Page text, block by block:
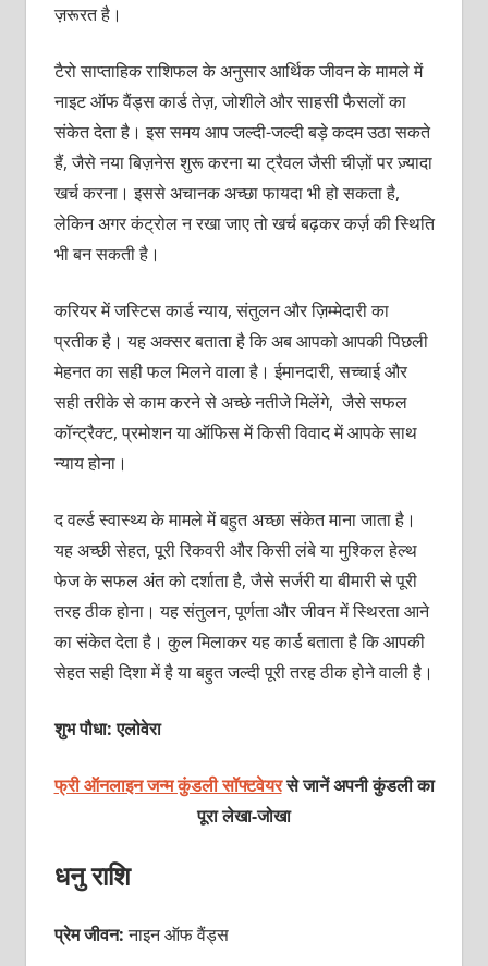
ज़रूरत है।
टैरो साप्ताहिक राशिफल के अनुसार आर्थिक जीवन के मामले में
नाइट ऑफ वैंड्स कार्ड तेज़, जोशीले और साहसी फैसलों का
संकेत देता है। इस समय आप जल्दी-जल्दी बड़े कदम उठा सकते
हैं, जैसे नया बिज़नेस शुरू करना या ट्रैवल जैसी चीज़ों पर ज़्यादा
खर्च करना। इससे अचानक अच्छा फायदा भी हो सकता है,
लेकिन अगर कंट्रोल न रखा जाए तो खर्च बढ़कर कर्ज़ की स्थिति
भी बन सकती है।
करियर में जस्टिस कार्ड न्याय, संतुलन और ज़िम्मेदारी का
प्रतीक है। यह अक्सर बताता है कि अब आपको आपकी पिछली
मेहनत का सही फल मिलने वाला है। ईमानदारी, सच्चाई और
सही तरीके से काम करने से अच्छे नतीजे मिलेंगे, जैसे सफल
कॉन्ट्रैक्ट, प्रमोशन या ऑफिस में किसी विवाद में आपके साथ
न्याय होना।
द वर्ल्ड स्वास्थ्य के मामले में बहुत अच्छा संकेत माना जाता है।
यह अच्छी सेहत, पूरी रिकवरी और किसी लंबे या मुश्किल हेल्थ
फेज के सफल अंत को दर्शाता है, जैसे सर्जरी या बीमारी से पूरी
तरह ठीक होना। यह संतुलन, पूर्णता और जीवन में स्थिरता आने
का संकेत देता है। कुल मिलाकर यह कार्ड बताता है कि आपकी
सेहत सही दिशा में है या बहुत जल्दी पूरी तरह ठीक होने वाली है।
शुभ पौधा: एलोवेरा
फ्री ऑनलाइन जन्म कुंडली सॉफ्टवेयरसे जानें अपनी कुंडली का
पूरा लेखा-जोखा
धनु राशि
प्रेम जीवन:नाइन ऑफ वैंड्स